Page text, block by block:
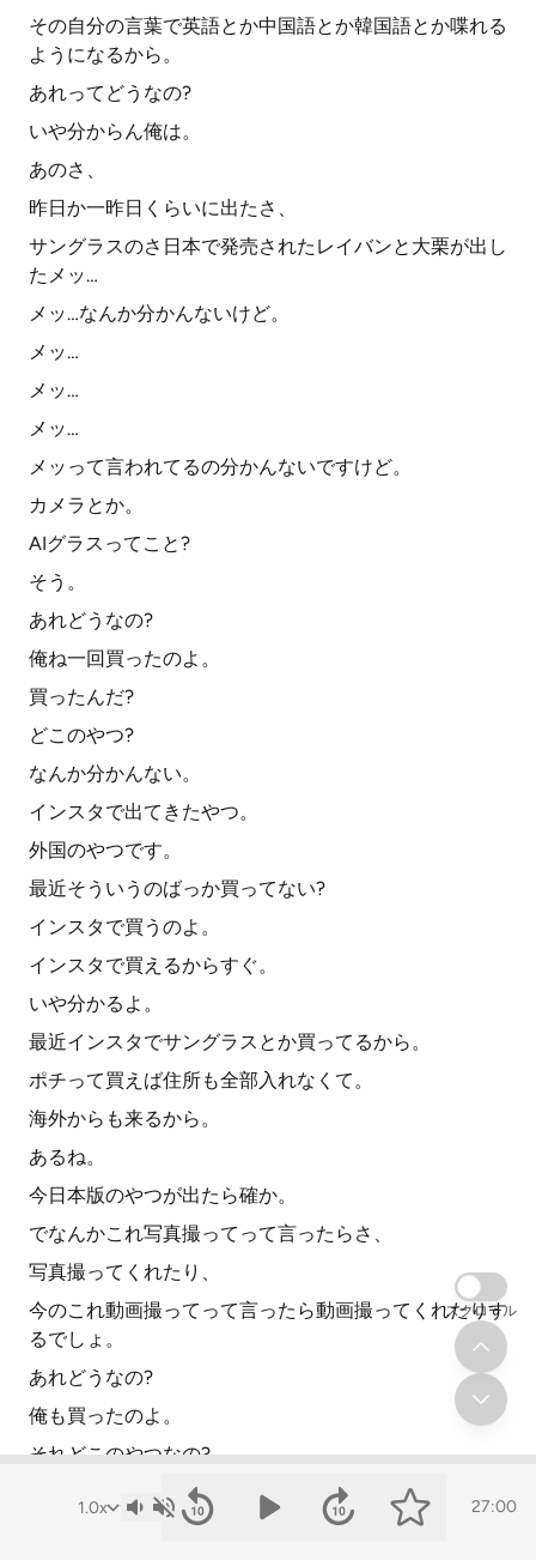
その自分の言葉で英語とか中国語とか韓国語とか喋れる
ようになるから。
あれってどうなの?
いや分からん俺は。
あのさ、
昨日か一昨日くらいに出たさ、
サングラスのさ日本で発売されたレイバンと大栗が出し
たメッ…
メッ…なんか分かんないけど。
メッ…
メッ…
メッ…
メッって言われてるの分かんないですけど。
カメラとか。
AIグラスってこと?
そう。
あれどうなの?
俺ね一回買ったのよ。
買ったんだ?
どこのやつ?
なんか分かんない。
インスタで出てきたやつ。
外国のやつです。
最近そういうのばっか買ってない?
インスタで買うのよ。
インスタで買えるからすぐ。
いや分かるよ。
最近インスタでサングラスとか買ってるから。
ポチって買えば住所も全部入れなくて。
海外からも来るから。
あるね。
今日本版のやつが出たら確か。
でなんかこれ写真撮ってって言ったらさ、
写真撮ってくれたり、
今のこれ動画撮ってって言ったら動画撮ってくれたりす
るでしょ。
あれどうなの?
俺も買ったのよ。
それどこのやつなの?
俺はレイバンとオークリーだったら。
レイバンとオークリーのやつじゃない。
27:00
スクロール